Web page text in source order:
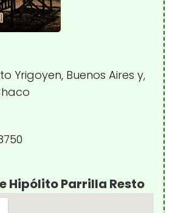
Yrigoyen, Buenos Aires y,
Hipólito Parrilla Resto